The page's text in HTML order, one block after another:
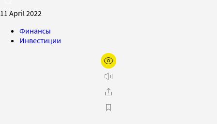
11 April 2022
Финансы
Инвестиции